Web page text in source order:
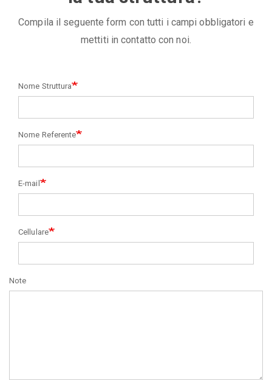
Compila il seguente form con tutti i campi obbligatori e
mettiti in contatto con noi.
Nome Struttura
Nome Referente
E-mail
Cellulare
Note